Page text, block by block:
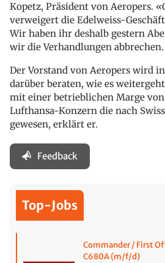
Kopetz, Präsident von Aeropers.
verweigert die Edelweiss-
Wir haben ihr deshalb gestern
wir die Verhandlungen
Der Vorstand von Aeropers wird
darüber beraten, wie es
mit einer betrieblichen Marge
Lufthansa-Konzern die nach
gewesen, erklärt er.
Feedback
Top-Jobs
Commander / First
C680A (m/f/d)